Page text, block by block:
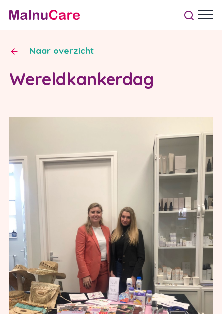
Naar overzicht
Wereldkankerdag